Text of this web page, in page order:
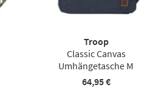
Troop
Classic Canvas
Umhängetasche M
64,95 €